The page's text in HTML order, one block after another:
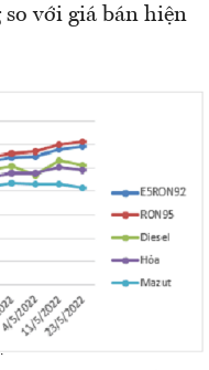
với giá bán hiện